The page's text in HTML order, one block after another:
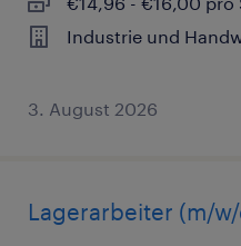
Industrie und
3. August 2026
Lagerarbeiter (m/